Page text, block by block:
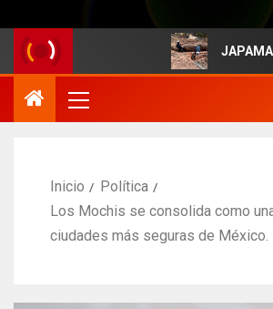
JAPAMA
Inicio
Política
Los Mochis se consolida como
ciudades más seguras de México.